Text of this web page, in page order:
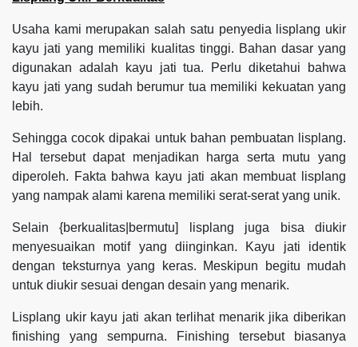
Usaha kami merupakan salah satu penyedia lisplang ukir
kayu jati yang memiliki kualitas tinggi. Bahan dasar yang
digunakan adalah kayu jati tua. Perlu diketahui bahwa
kayu jati yang sudah berumur tua memiliki kekuatan yang
lebih.
Sehingga cocok dipakai untuk bahan pembuatan lisplang.
Hal tersebut dapat menjadikan harga serta mutu yang
diperoleh. Fakta bahwa kayu jati akan membuat lisplang
yang nampak alami karena memiliki serat-serat yang unik.
Selain {berkualitas|bermutu] lisplang juga bisa diukir
menyesuaikan motif yang diinginkan. Kayu jati identik
dengan teksturnya yang keras. Meskipun begitu mudah
untuk diukir sesuai dengan desain yang menarik.
Lisplang ukir kayu jati akan terlihat menarik jika diberikan
finishing yang sempurna. Finishing tersebut biasanya